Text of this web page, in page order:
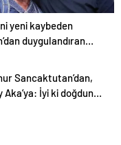
yeni kaybeden
duygulandıran
Konserde
Sancaktutan’dan,
Aka’ya: İyi ki doğdun